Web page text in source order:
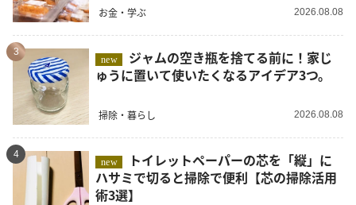
お金・学ぶ 2026.08.08
3
new
ゅうに置いて使いたくなるアイデア3つ。
掃除・暮らし 2026.08.08
4
new
ハサミで切ると掃除で便利【芯の掃除活用
術3選】